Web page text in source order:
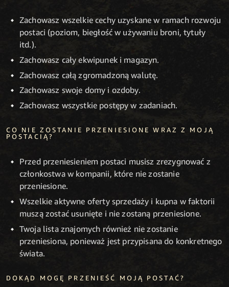
Zachowasz wszelkie cechy uzyskane w ramach rozwoju
postaci (poziom, biegłość w używaniu broni, tytuły
itd.).
Zachowasz cały ekwipunek i magazyn.
Zachowasz całą zgromadzoną walutę.
Zachowasz swoje domy i ozdoby.
Zachowasz wszystkie postępy w zadaniach.
CO NIE ZOSTANIE PRZENIESIONE WRAZ Z MOJĄ
POSTACIĄ?
Przed przeniesieniem postaci musisz zrezygnować z
członkostwa w kompanii, które nie zostanie
przeniesione.
Wszelkie aktywne oferty sprzedaży i kupna w faktorii
muszą zostać usunięte i nie zostaną przeniesione.
Twoja lista znajomych również nie zostanie
przeniesiona, ponieważ jest przypisana do konkretnego
świata.
DOKĄD MOGĘ PRZENIEŚĆ MOJĄ POSTAĆ?